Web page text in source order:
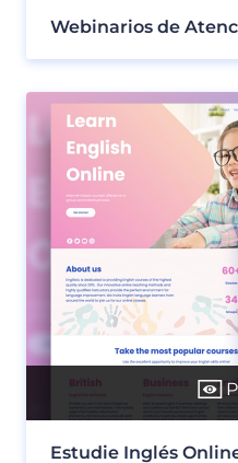
Webinarios de
Estudie Inglés